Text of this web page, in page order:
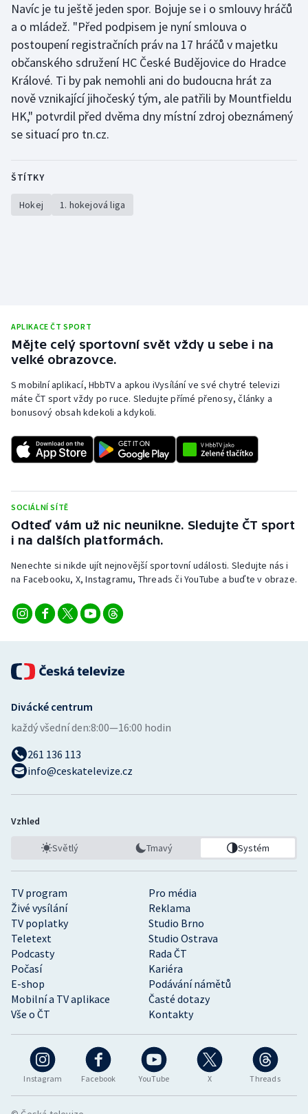
Volejbal
Ostatní
Navíc je tu ještě jeden spor. Bojuje se i o smlouvy hráčů
a o mládež. "Před podpisem je nyní smlouva o
postoupení registračních práv na 17 hráčů v majetku
občanského sdružení HC České Budějovice do Hradce
Králové. Ti by pak nemohli ani do budoucna hrát za
nově vznikající jihočeský tým, ale patřili by Mountfieldu
HK," potvrdil před dvěma dny místní zdroj obeznámený
se situací pro tn.cz.
ŠTÍTKY
Hokej 1. hokejová liga
APLIKACE ČT SPORT
Mějte celý sportovní svět vždy u sebe i na
velké obrazovce.
S mobilní aplikací, HbbTV a apkou iVysílání ve své chytré televizi
máte ČT sport vždy po ruce. Sledujte přímé přenosy, články a
bonusový obsah kdekoli a kdykoli.
SOCIÁLNÍ SÍTĚ
Odteď vám už nic neunikne. Sledujte ČT sport
i na dalších platformách.
Nenechte si nikde ujít nejnovější sportovní události. Sledujte nás i
na Facebooku, X, Instagramu, Threads či YouTube a buďte v obraze.
Instagram Facebook YouTube X Threads
TV program
Pro média
Živé vysílání
Reklama
TV poplatky
Studio Brno
Teletext
Studio Ostrava
Podcasty
Rada ČT
Počasí
Kariéra
E-shop
Podávání námětů
Mobilní a TV aplikace
Časté dotazy
Vše o ČT
Kontakty
Divácké centrum
každý všední den:8:00—16:00 hodin
261 136 113
info@ceskatelevize.cz
Vzhled
Světlý Tmavý Systém